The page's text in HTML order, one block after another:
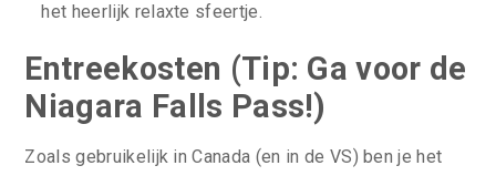
het heerlijk relaxte sfeertje.
Entreekosten (Tip: Ga voor de
Niagara Falls Pass!)
Zoals gebruikelijk in Canada (en in de VS) ben je het